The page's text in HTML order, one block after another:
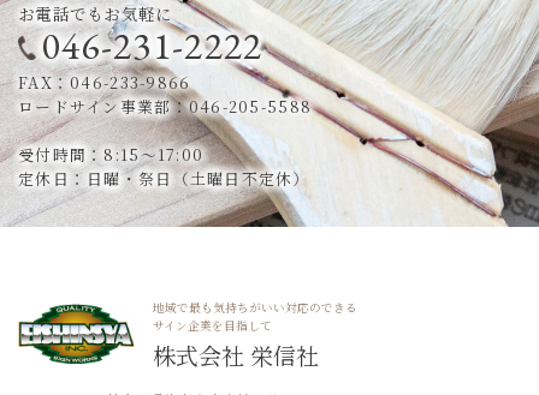
お電話でもお気軽に
046-231-2222
FAX：046-233-9866
ロードサイン事業部：046-205-5588
受付時間：8:15～17:00
定休日：日曜・祭日（土曜日不定休）
地域で最も気持ちがいい対応のできる
サイン企業を目指して
株式会社 栄信社